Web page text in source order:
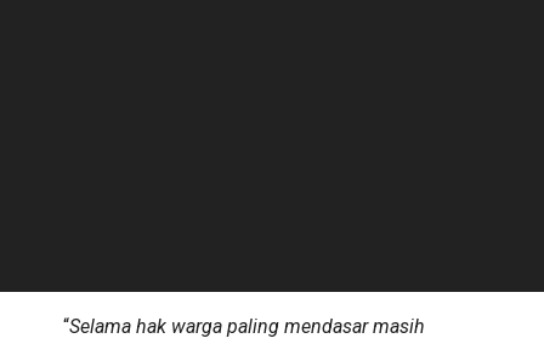
“Selama hak warga paling mendasar masih